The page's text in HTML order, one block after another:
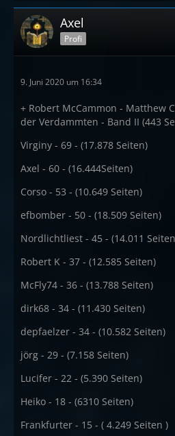
Axel
Profi
9. Juni 2020 um 16:34
+ Robert McCammon - Matthew
der Verdammten - Band II (443
Virginy - 69 - (17.878 Seiten)
Axel - 60 - (16.444Seiten)
Corso - 53 - (10.649 Seiten)
efbomber - 50 - (18.509 Seiten)
Nordlichtliest - 45 - (14.011
Robert K - 37 - (12.585 Seiten)
McFly74 - 36 - (13.788 Seiten)
dirk68 - 34 - (11.430 Seiten)
depfaelzer - 34 - (10.582 Seiten)
jörg - 29 - (7.158 Seiten)
Lucifer - 22 - (5.390 Seiten)
Heiko - 18 - (6310 Seiten)
Frankfurter - 15 - ( 4.249 Seiten )